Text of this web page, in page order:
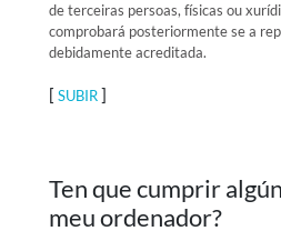
de terceiras persoas, físicas ou
comprobará posteriormente se a
debidamente acreditada.
[ SUBIR]
Ten que cumprir
meu ordenador?